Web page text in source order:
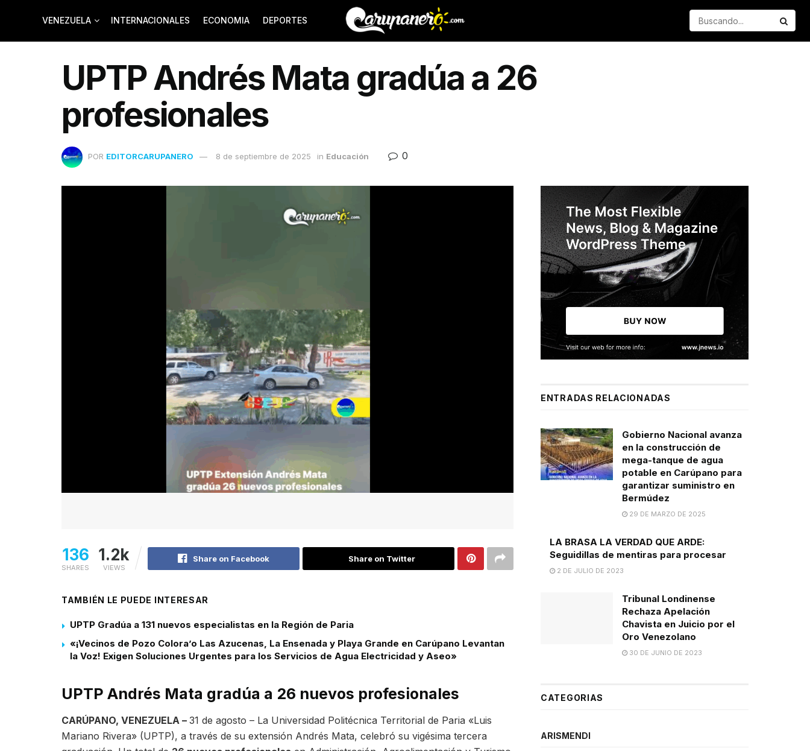
VENEZUELA INTERNACIONALES ECONOMIA DEPORTES
UPTP Andrés Mata gradúa a 26
profesionales
POR EDITORCARUPANERO 8 de septiembre de 2025 in Educación 0
136
SHARES
1.2k
VIEWS
Share on Facebook Share on Twitter
TAMBIÉN LE PUEDE INTERESAR
UPTP Gradúa a 131 nuevos especialistas en la Región de Paria
«¡Vecinos de Pozo Colora’o Las Azucenas, La Ensenada y Playa Grande en Carúpano Levantan
la Voz! Exigen Soluciones Urgentes para los Servicios de Agua Electricidad y Aseo»
UPTP Andrés Mata gradúa a 26 nuevos profesionales
CARÚPANO, VENEZUELA – 31 de agosto – La Universidad Politécnica Territorial de Paria «Luis
Mariano Rivera» (UPTP), a través de su extensión Andrés Mata, celebró su vigésima tercera
ENTRADAS RELACIONADAS
Gobierno Nacional avanza
en la construcción de
mega-tanque de agua
potable en Carúpano para
garantizar suministro en
Bermúdez
29 DE MARZO DE 2025
LA BRASA LA VERDAD QUE ARDE:
Seguidillas de mentiras para procesar
2 DE JULIO DE 2023
Tribunal Londinense
Rechaza Apelación
Chavista en Juicio por el
Oro Venezolano
30 DE JUNIO DE 2023
CATEGORIAS
ARISMENDI